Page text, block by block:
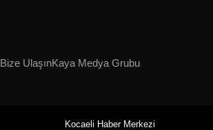
Bize UlaşınKaya Medya Grubu
Kocaeli Haber Merkezi